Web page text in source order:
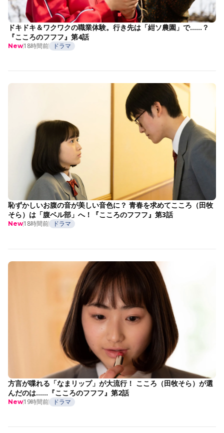
ドキドキ＆ワクワクの職業体験。行き先は「紺ソ農園」で……？
『こころのフフフ』第4話
New18時間前 ドラマ
恥ずかしいお腹の音が美しい音色に？ 青春を求めてこころ（田牧
そら）は「腹ベル部」へ！『こころのフフフ』第3話
New18時間前 ドラマ
方言が喋れる「なまリップ」が大流行！ こころ（田牧そら）が選
んだのは……『こころのフフフ』第2話
New19時間前 ドラマ